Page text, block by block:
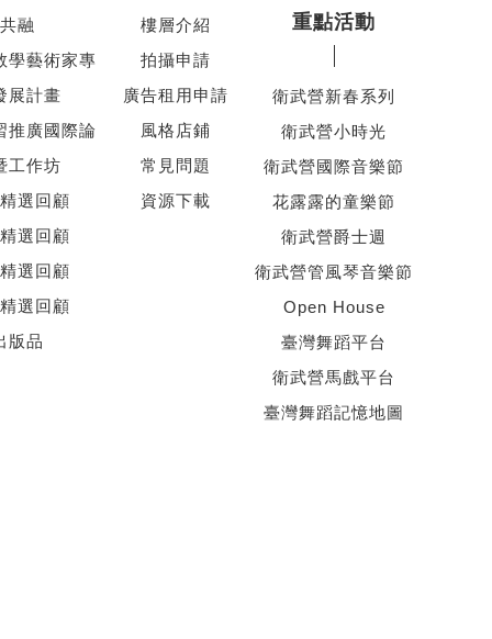
共融
學藝術家專
展計畫
推廣國際論
工作坊
選回顧
選回顧
選回顧
選回顧
版品
樓層介紹
拍攝申請
廣告租用申請
風格店鋪
常見問題
資源下載
重點活動
衛武營新春系列
衛武營小時光
衛武營國際音樂節
花露露的童樂節
衛武營爵士週
衛武營管風琴音樂節
Open House
臺灣舞蹈平台
衛武營馬戲平台
臺灣舞蹈記憶地圖